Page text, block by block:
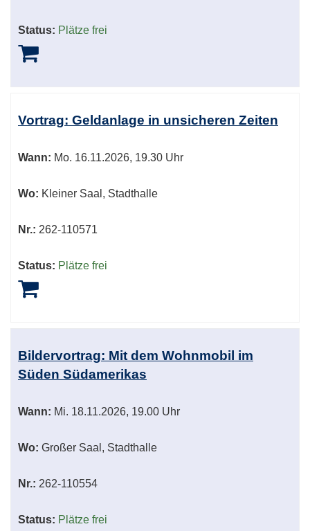
Status: Plätze frei
Vortrag: Geldanlage in unsicheren Zeiten
Wann: Mo. 16.11.2026, 19.30 Uhr
Wo: Kleiner Saal, Stadthalle
Nr.: 262-110571
Status: Plätze frei
Bildervortrag: Mit dem Wohnmobil im
Süden Südamerikas
Wann: Mi. 18.11.2026, 19.00 Uhr
Wo: Großer Saal, Stadthalle
Nr.: 262-110554
Status: Plätze frei